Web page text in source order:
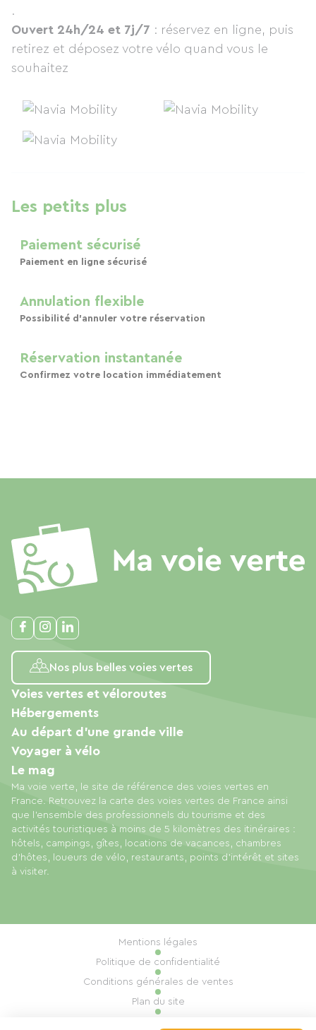
.
Ouvert 24h/24 et 7j/7 : réservez en ligne, puis
retirez et déposez votre vélo quand vous le
souhaitez
Les petits plus
Paiement sécurisé
Paiement en ligne sécurisé
Annulation flexible
Possibilité d'annuler votre réservation
Réservation instantanée
Confirmez votre location immédiatement
Nos plus belles voies vertes
Ma voie verte, le site de référence des voies vertes en
France. Retrouvez la carte des voies vertes de France ainsi
que l'ensemble des professionnels du tourisme et des
activités touristiques à moins de 5 kilomètres des itinéraires :
hôtels, campings, gîtes, locations de vacances, chambres
d'hôtes, loueurs de vélo, restaurants, points d'intérêt et sites
à visiter.
Voies vertes et véloroutes
Hébergements
Au départ d'une grande ville
Voyager à vélo
Le mag
Mentions légales
Politique de confidentialité
Conditions générales de ventes
Plan du site